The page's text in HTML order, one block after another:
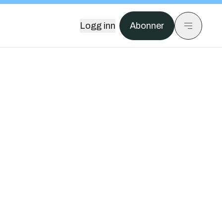
Logg inn Abonner